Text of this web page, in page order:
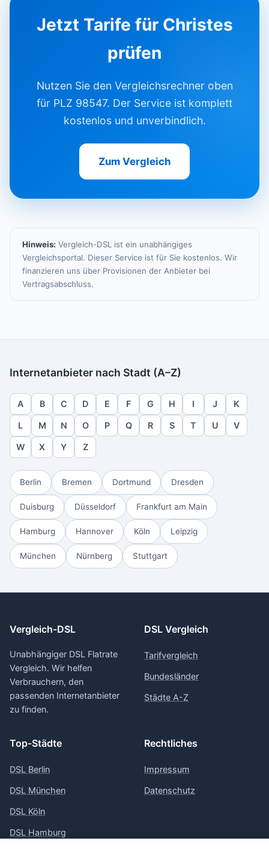
Jetzt Tarife für Christes
prüfen
Nutzen Sie den Vergleichsrechner oben
für PLZ 98547. Der Service ist komplett
kostenlos und unverbindlich.
Zum Vergleich
Hinweis: Vergleich-DSL ist ein unabhängiges
Vergleichsportal. Dieser Service ist für Sie kostenlos. Wir
finanzieren uns über Provisionen der Anbieter bei
Vertragsabschluss.
Internetanbieter nach Stadt (A–Z)
A B C D E F G H I J K
L M N O P Q R S T U V
W X Y Z
Berlin Bremen Dortmund Dresden
Duisburg Düsseldorf Frankfurt am Main
Hamburg Hannover Köln Leipzig
München Nürnberg Stuttgart
Vergleich-DSL
Unabhängiger DSL Flatrate
Vergleich. Wir helfen
Verbrauchern, den
passenden Internetanbieter
zu finden.
DSL Vergleich
Tarifvergleich
Bundesländer
Städte A-Z
Top-Städte
DSL Berlin
DSL München
DSL Köln
DSL Hamburg
Rechtliches
Impressum
Datenschutz